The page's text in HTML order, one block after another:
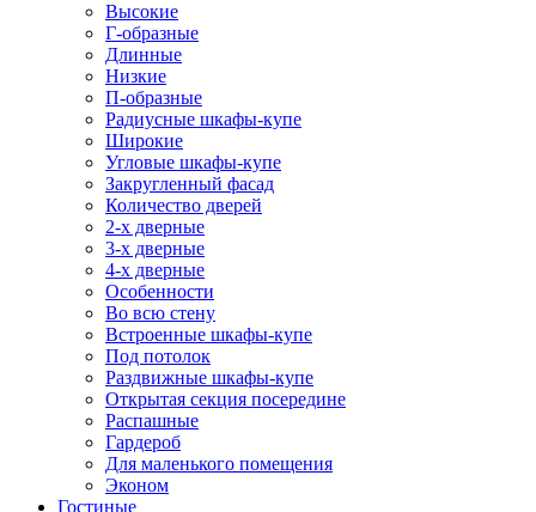
Высокие
Г-образные
Длинные
Низкие
П-образные
Радиусные шкафы-купе
Широкие
Угловые шкафы-купе
Закругленный фасад
Количество дверей
2-х дверные
3-х дверные
4-х дверные
Особенности
Во всю стену
Встроенные шкафы-купе
Под потолок
Раздвижные шкафы-купе
Открытая секция посередине
Распашные
Гардероб
Для маленького помещения
Эконом
Гостиные